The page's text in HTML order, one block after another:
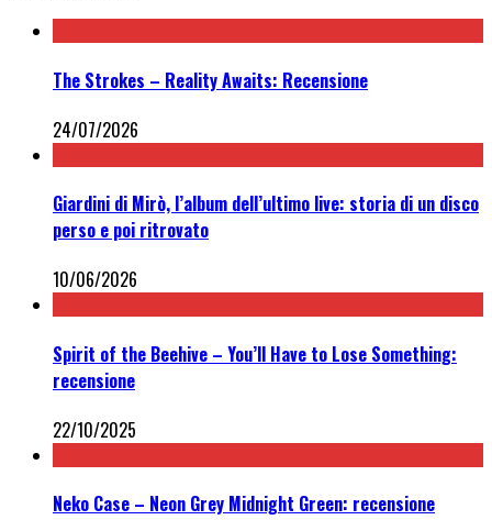
The Strokes – Reality Awaits: Recensione
24/07/2026
Giardini di Mirò, l’album dell’ultimo live: storia di un disco
perso e poi ritrovato
10/06/2026
Spirit of the Beehive – You’ll Have to Lose Something:
recensione
22/10/2025
Neko Case – Neon Grey Midnight Green: recensione